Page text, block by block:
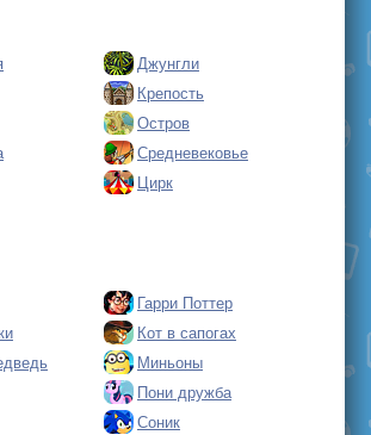
Джунгли
Крепость
Остров
Средневековье
Цирк
Гарри Поттер
Кот в сапогах
Миньоны
Пони дружба
Соник